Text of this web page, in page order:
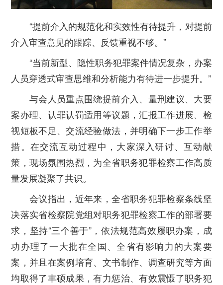
“提前介入的规范化和实效性有待提升，对提前
介入审查意见的跟踪、反馈重视不够。”
“当前新型、隐性职务犯罪案件情况复杂，办案
人员穿透式审查思维和分析能力有待进一步提升。”
与会人员重点围绕提前介入、量刑建议、大要
案办理、认罪认罚适用等议题，汇报工作进展、检
视短板不足、交流经验做法，并明确下一步工作举
措。在交流互动过程中，大家深入研讨、互动献
策，现场氛围热烈，为全省职务犯罪检察工作高质
量发展凝聚了共识。
会议指出，近年来，全省职务犯罪检察条线坚
决落实省检察院党组对职务犯罪检察工作的部署要
求，坚持“三个善于”，依法规范高效履职办案，成
功办理了一大批在全国、全省有影响力的大案要
案，并且在案例培育、文书制作、调查研究等方面
均取得了丰硕成果，有力惩治、有效震慑了职务犯